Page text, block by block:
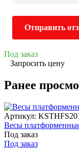
Отправить
Под заказ
Запросить цену
Ранее
Артикул:
Весы
Под заказ
Под заказ